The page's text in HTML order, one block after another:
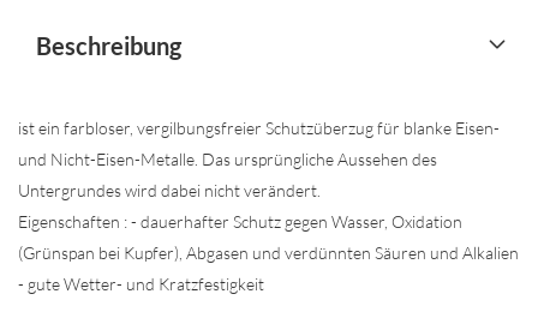
Beschreibung
ist ein farbloser, vergilbungsfreier Schutzüberzug für blanke Eisen-
und Nicht-Eisen-Metalle. Das ursprüngliche Aussehen des
Untergrundes wird dabei nicht verändert.
Eigenschaften : - dauerhafter Schutz gegen Wasser, Oxidation
(Grünspan bei Kupfer), Abgasen und verdünnten Säuren und Alkalien
- gute Wetter- und Kratzfestigkeit